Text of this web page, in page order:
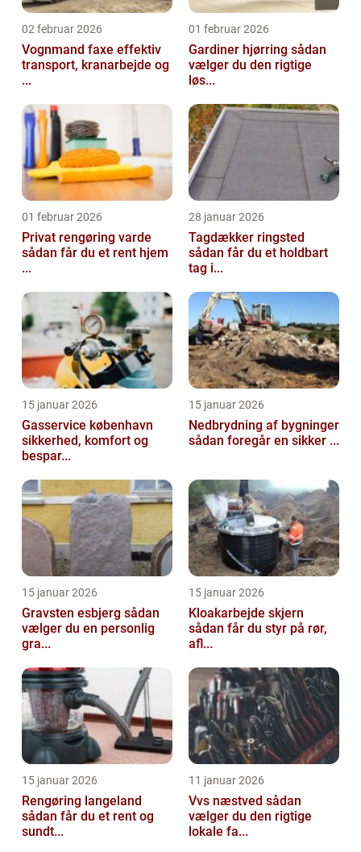
02 februar 2026
Vognmand faxe effektiv
transport, kranarbejde og
...
01 februar 2026
Gardiner hjørring sådan
vælger du den rigtige
løs...
01 februar 2026
Privat rengøring varde
sådan får du et rent hjem
...
28 januar 2026
Tagdækker ringsted
sådan får du et holdbart
tag i...
15 januar 2026
Gasservice københavn
sikkerhed, komfort og
bespar...
15 januar 2026
Nedbrydning af bygninger
sådan foregår en sikker ...
15 januar 2026
Gravsten esbjerg sådan
vælger du en personlig
gra...
15 januar 2026
Kloakarbejde skjern
sådan får du styr på rør,
afl...
15 januar 2026
Rengøring langeland
sådan får du et rent og
sundt...
11 januar 2026
Vvs næstved sådan
vælger du den rigtige
lokale fa...